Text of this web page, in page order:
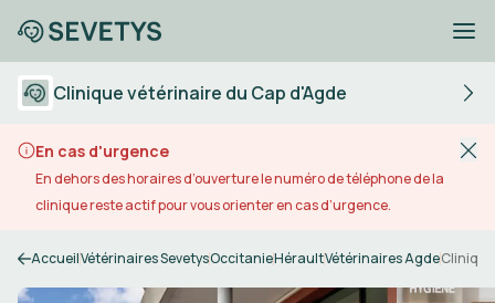
Clinique vétérinaire du Cap d'Agde
En cas d'urgence
En dehors des horaires d’ouverture le numéro de téléphone de la
clinique reste actif pour vous orienter en cas d’urgence.
AccueilVétérinaires SevetysOccitanieHéraultVétérinaires Agde